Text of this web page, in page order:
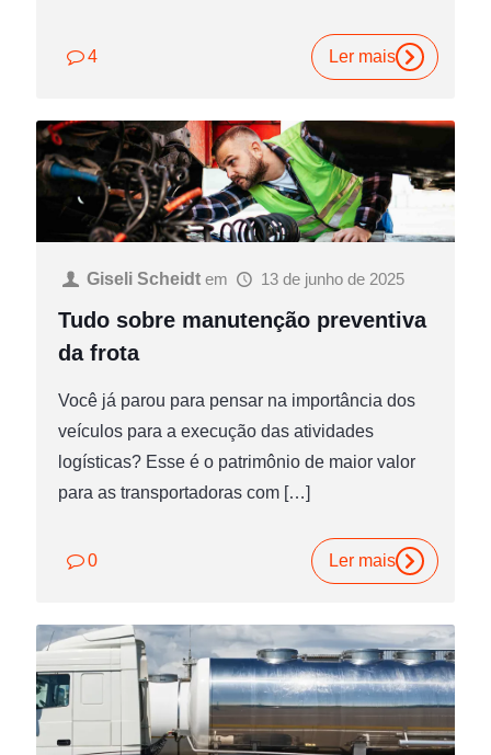
4 Ler mais
Giseli Scheidt em 13 de junho de 2025
Tudo sobre manutenção preventiva
da frota
Você já parou para pensar na importância dos
veículos para a execução das atividades
logísticas? Esse é o patrimônio de maior valor
para as transportadoras com […]
0 Ler mais